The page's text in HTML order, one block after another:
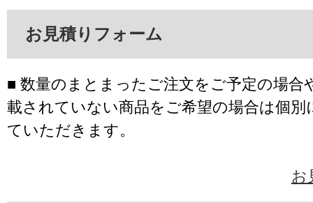
お見積りフォーム
■ 数量のまとまったご注文をご予定の場合
載されていない商品をご希望の場合は個別
ていただきます。
お